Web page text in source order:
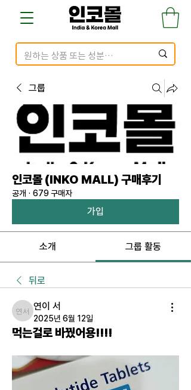
그룹
인코몰 (INKO MALL) 구매후기
공개 · 679 구매자
가입
소개 그룹 활동
뒤로
연이 서
연이 서
2025년 6월 12일
먹는걸로 바꿨어용!!!!